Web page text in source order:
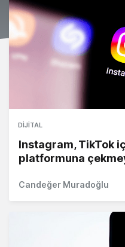
DIJITAL
Instagram, TikTok
platformuna
Candeğer Muradoğlu